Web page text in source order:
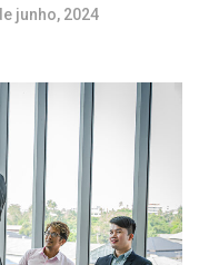
junho, 2024